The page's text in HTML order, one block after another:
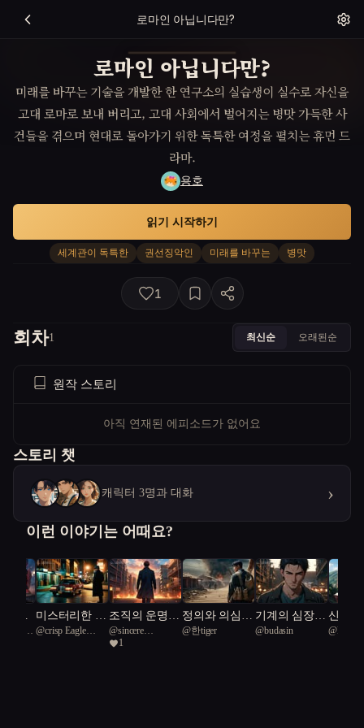
로마인 아닙니다만?
로마인 아닙니다만?
미래를 바꾸는 기술을 개발한 한 연구소의 실습생이 실수로 자신을
고대 로마로 보내 버리고, 고대 사회에서 벌어지는 병맛 가득한 사
건들을 겪으며 현대로 돌아가기 위한 독특한 여정을 펼치는 휴먼 드
라마.
용호
세계관이 독특한 권선징악인 미래를 바꾸는 병맛
읽기 시작하기
1
회차1 최신순 오래된순
원작 스토리
아직 연재된 에피소드가 없어요
스토리 챗
캐릭터 3명과 대화 ›
이런 이야기는 어때요?
영광
미스터리한 서
울의 이야기
@crisp Eagle
조직의 운명,
내적 갈등의
선택
@sincere
Vermilion Tit 71
1
정의와 의심
사이에 선 군
@한tiger
기계의 심장,
인간의 숨결
@budasin
신탁
음모
@LDUN